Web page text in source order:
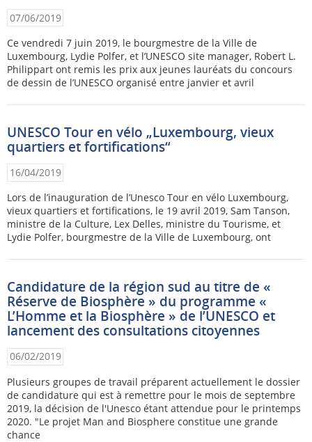
07/06/2019
Ce vendredi 7 juin 2019, le bourgmestre de la Ville de
Luxembourg, Lydie Polfer, et l’UNESCO site manager, Robert L.
Philippart ont remis les prix aux jeunes lauréats du concours
de dessin de l’UNESCO organisé entre janvier et avril
UNESCO Tour en vélo „Luxembourg, vieux
quartiers et fortifications“
16/04/2019
Lors de l’inauguration de l’Unesco Tour en vélo Luxembourg,
vieux quartiers et fortifications, le 19 avril 2019, Sam Tanson,
ministre de la Culture, Lex Delles, ministre du Tourisme, et
Lydie Polfer, bourgmestre de la Ville de Luxembourg, ont
Candidature de la région sud au titre de «
Réserve de Biosphère » du programme «
L’Homme et la Biosphère » de l’UNESCO et
lancement des consultations citoyennes
06/02/2019
Plusieurs groupes de travail préparent actuellement le dossier
de candidature qui est à remettre pour le mois de septembre
2019, la décision de l'Unesco étant attendue pour le printemps
2020. "Le projet Man and Biosphere constitue une grande
chance